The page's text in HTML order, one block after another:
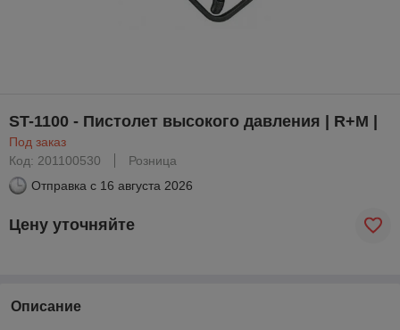
ST-1100 - Пистолет высокого давления | R+M |
Под заказ
Код: 201100530
Розница
Отправка с 16 августа 2026
Цену уточняйте
Описание